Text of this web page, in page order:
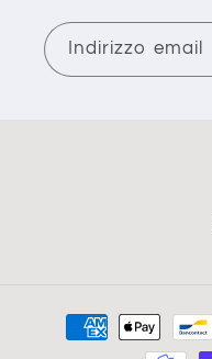
Indirizzo email
Metodi